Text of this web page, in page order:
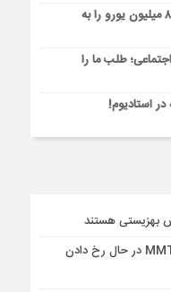
بانک مرکزی حتی یک سنت از ۸۴۴ میلیون یورو را به
طلب ما را
استادیوم!
فاجعه‌ای که در برخی مراکز ترک اعتیاد MMT در حال رخ دادن